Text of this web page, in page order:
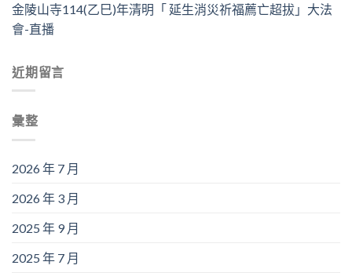
金陵山寺114(乙巳)年清明「 延生消災祈福薦亡超拔」大法
會-直播
近期留言
彙整
2026 年 7 月
2026 年 3 月
2025 年 9 月
2025 年 7 月